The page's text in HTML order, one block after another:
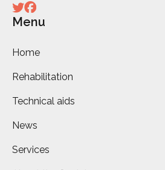
Menu
Home
Rehabilitation
Technical aids
News
Services